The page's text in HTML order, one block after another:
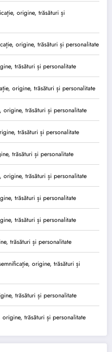
origine, trăsături și
origine, trăsături și personalitate
trăsături și personalitate
origine, trăsături și personalitate
origine, trăsături și personalitate
trăsături și personalitate
trăsături și personalitate
origine, trăsături și personalitate
trăsături și personalitate
trăsături și personalitate
trăsături și personalitate
origine, trăsături și
trăsături și personalitate
trăsături și personalitate